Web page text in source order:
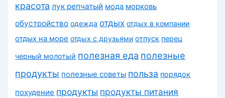
красота лук репчатый мода морковь
обустройство одежда отдых отдых в компании
отдых на море отдых с друзьями отпуск перец
черный молотый полезная еда полезные
продукты полезные советы польза порядок
похудение продукты продукты питания